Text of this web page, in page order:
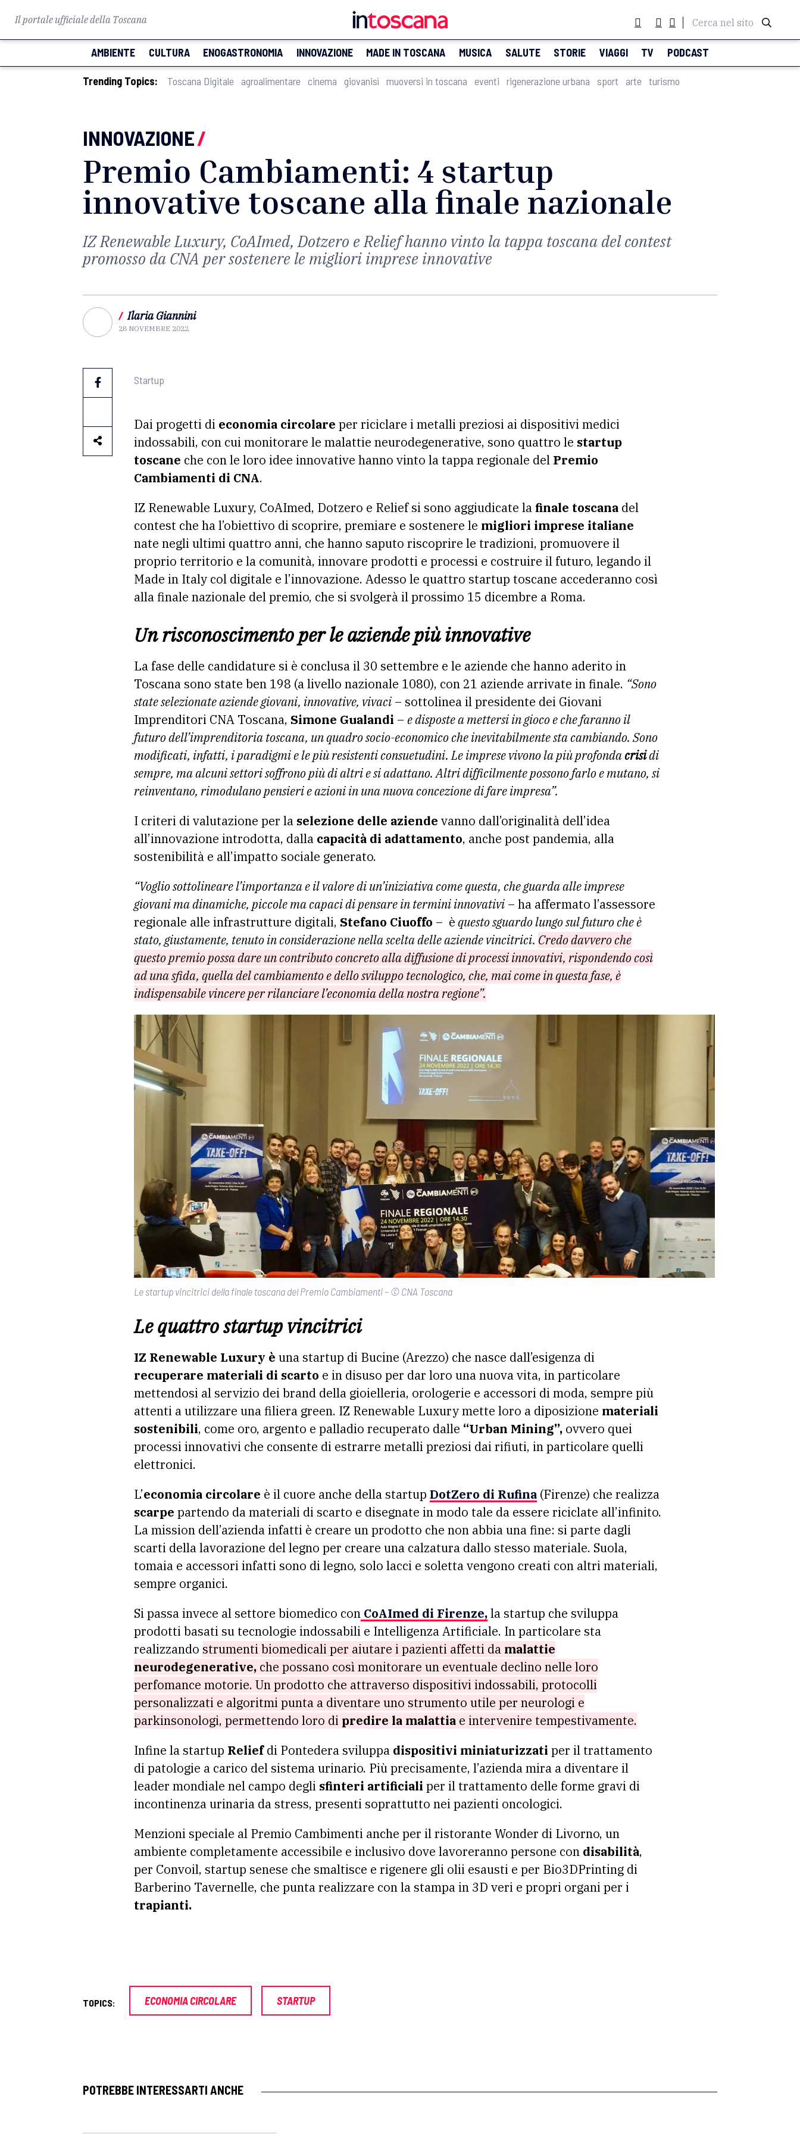
Il portale ufficiale della Toscana Cerca nel sito
AMBIENTE CULTURA ENOGASTRONOMIA INNOVAZIONE MADE IN TOSCANA MUSICA SALUTE STORIE VIAGGI TV PODCAST
Trending Topics: Toscana Digitale agroalimentare cinema giovanisì muoversi in toscana eventi rigenerazione urbana sport arte turismo
INNOVAZIONE/
Premio Cambiamenti: 4 startup
innovative toscane alla finale nazionale
IZ Renewable Luxury, CoAImed, Dotzero e Relief hanno vinto la tappa toscana del contest
promosso da CNA per sostenere le migliori imprese innovative
/ Ilaria Giannini
28 NOVEMBRE 2022
Startup
Dai progetti di economia circolare per riciclare i metalli preziosi ai dispositivi medici
indossabili, con cui monitorare le malattie neurodegenerative, sono quattro le startup
toscane che con le loro idee innovative hanno vinto la tappa regionale del Premio
Cambiamenti di CNA.
IZ Renewable Luxury, CoAImed, Dotzero e Relief si sono aggiudicate lafinale toscana del
contest che ha l’obiettivo di scoprire, premiare e sostenere le migliori imprese italiane
nate negli ultimi quattro anni, che hanno saputo riscoprire le tradizioni, promuovere il
proprio territorio e la comunità, innovare prodotti e processi e costruire il futuro, legando il
Made in Italy col digitale e l’innovazione. Adesso le quattro startup toscane accederanno così
alla finale nazionale del premio, che si svolgerà il prossimo 15 dicembre a Roma.
Un risconoscimento per le aziende più innovative
La fase delle candidature si è conclusa il 30 settembre e le aziende che hanno aderito in
Toscana sono state ben 198 (a livello nazionale 1080), con 21 aziende arrivate in finale. “Sono
state selezionate aziende giovani, innovative, vivaci – sottolinea il presidente dei Giovani
Imprenditori CNA Toscana, Simone Gualandi – e disposte a mettersi in gioco e che faranno il
futuro dell’imprenditoria toscana, un quadro socio-economico che inevitabilmente sta cambiando. Sono
modificati, infatti, i paradigmi e le più resistenti consuetudini. Le imprese vivono la più profondacrisidi
sempre, ma alcuni settori soffrono più di altri e si adattano. Altri difficilmente possono farlo e mutano, si
reinventano, rimodulano pensieri e azioni in una nuova concezione di fare impresa”.
I criteri di valutazione per la selezione delle aziende vanno dall’originalità dell’idea
all’innovazione introdotta, dalla capacità di adattamento, anche post pandemia, alla
sostenibilità e all’impatto sociale generato.
“Voglio sottolineare l’importanza e il valore di un’iniziativa come questa, che guarda alle imprese
giovani ma dinamiche, piccole ma capaci di pensare in termini innovativi – ha affermato l’assessore
regionale alle infrastrutture digitali, Stefano Ciuoffo – èquesto sguardo lungo sul futuro che è
stato, giustamente, tenuto in considerazione nella scelta delle aziende vincitrici. Credo davvero che
questo premio possa dare un contributo concreto alla diffusione di processi innovativi, rispondendo così
ad una sfida, quella del cambiamento e dello sviluppo tecnologico, che, mai come in questa fase, è
indispensabile vincere per rilanciare l’economia della nostra regione”.
Le startup vincitrici della finale toscana del Premio Cambiamenti – © CNA Toscana
Le quattro startup vincitrici
IZ Renewable Luxury è una startup di Bucine (Arezzo) che nasce dall’esigenza di
recuperare materiali di scarto e in disuso per dar loro una nuova vita, in particolare
mettendosi al servizio dei brand della gioielleria, orologerie e accessori di moda, sempre più
attenti a utilizzare una filiera green. IZ Renewable Luxury mette loro a diposizione materiali
sostenibili, come oro, argento e palladio recuperato dalle “Urban Mining”, ovvero quei
processi innovativi che consente di estrarre metalli preziosi dai rifiuti, in particolare quelli
elettronici.
L’economia circolare è il cuore anche della startup DotZero di Rufina (Firenze) che realizza
scarpe partendo da materiali di scarto e disegnate in modo tale da essere riciclate all’infinito.
La mission dell’azienda infatti è creare un prodotto che non abbia una fine: si parte dagli
scarti della lavorazione del legno per creare una calzatura dallo stesso materiale. Suola,
tomaia e accessori infatti sono di legno, solo lacci e soletta vengono creati con altri materiali,
sempre organici.
Si passa invece al settore biomedico con CoAImed di Firenze,la startup che sviluppa
prodotti basati su tecnologie indossabili e Intelligenza Artificiale. In particolare sta
realizzando strumenti biomedicali per aiutare i pazienti affetti da malattie
neurodegenerative, che possano così monitorare un eventuale declino nelle loro
perfomance motorie. Un prodotto che attraverso dispositivi indossabili, protocolli
personalizzati e algoritmi punta a diventare uno strumento utile per neurologi e
parkinsonologi, permettendo loro di predire la malattia e intervenire tempestivamente.
Infine la startup Reliefdi Pontedera sviluppa dispositivi miniaturizzati per il trattamento
di patologie a carico del sistema urinario. Più precisamente, l’azienda mira a diventare il
leader mondiale nel campo degli sfinteri artificiali per il trattamento delle forme gravi di
incontinenza urinaria da stress, presenti soprattutto nei pazienti oncologici.
Menzioni speciale al Premio Cambimenti anche per il ristorante Wonder di Livorno, un
ambiente completamente accessibile e inclusivo dove lavoreranno persone con disabilità,
per Convoil, startup senese che smaltisce e rigenere gli olii esausti e per Bio3DPrinting di
Barberino Tavernelle, che punta realizzare con la stampa in 3D veri e propri organi per i
trapianti.
TOPICS: ECONOMIA CIRCOLARE STARTUP
POTREBBE INTERESSARTI ANCHE